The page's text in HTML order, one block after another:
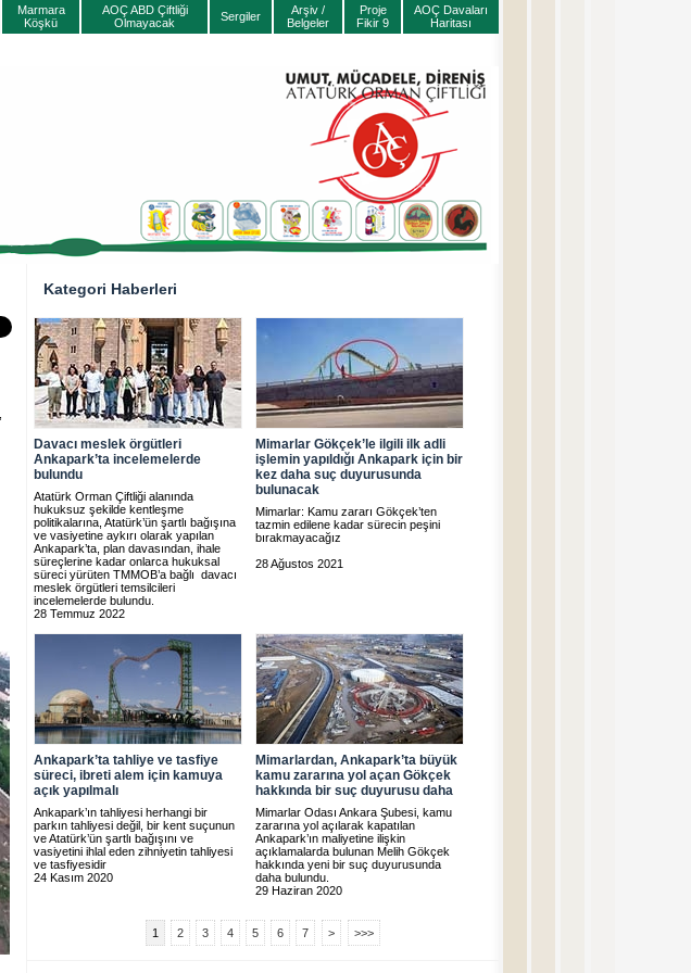
Marmara
Köşkü
AOÇ ABD Çiftliği
Olmayacak
Sergiler
Arşiv /
Belgeler
Proje
Fikir 9
AOÇ Davaları
Haritası
Kategori Haberleri
Davacı meslek örgütleri
Ankapark’ta incelemelerde
bulundu
Atatürk Orman Çiftliği alanında
hukuksuz şekilde kentleşme
politikalarına, Atatürk’ün şartlı bağışına
ve vasiyetine aykırı olarak yapılan
Ankapark’ta, plan davasından, ihale
süreçlerine kadar onlarca hukuksal
süreci yürüten TMMOB’a bağlı davacı
meslek örgütleri temsilcileri
incelemelerde bulundu.
28 Temmuz 2022
Mimarlar Gökçek’le ilgili ilk adli
işlemin yapıldığı Ankapark için bir
kez daha suç duyurusunda
bulunacak
Mimarlar: Kamu zararı Gökçek’ten
tazmin edilene kadar sürecin peşini
bırakmayacağız
28 Ağustos 2021
Ankapark’ta tahliye ve tasfiye
süreci, ibreti alem için kamuya
açık yapılmalı
Ankapark’ın tahliyesi herhangi bir
parkın tahliyesi değil, bir kent suçunun
ve Atatürk’ün şartlı bağışını ve
vasiyetini ihlal eden zihniyetin tahliyesi
ve tasfiyesidir
24 Kasım 2020
Mimarlardan, Ankapark’ta büyük
kamu zararına yol açan Gökçek
hakkında bir suç duyurusu daha
Mimarlar Odası Ankara Şubesi, kamu
zararına yol açılarak kapatılan
Ankapark’ın maliyetine ilişkin
açıklamalarda bulunan Melih Gökçek
hakkında yeni bir suç duyurusunda
daha bulundu.
29 Haziran 2020
1 2 3 4 5 6 7 > >>>